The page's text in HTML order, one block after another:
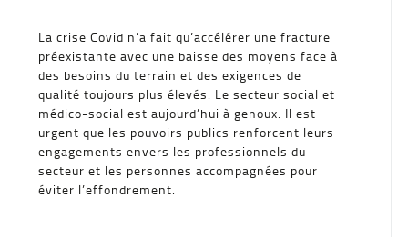
La crise Covid n’a fait qu’accélérer une fracture
préexistante avec une baisse des moyens face à
des besoins du terrain et des exigences de
qualité toujours plus élevés. Le secteur social et
médico-social est aujourd’hui à genoux. Il est
urgent que les pouvoirs publics renforcent leurs
engagements envers les professionnels du
secteur et les personnes accompagnées pour
éviter l’effondrement.